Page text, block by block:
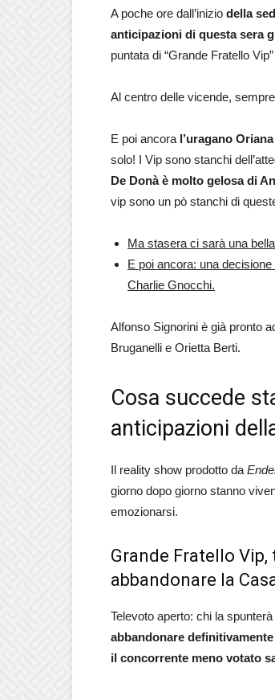
A poche ore dall’inizio della
anticipazioni di questa sera
puntata di “Grande Fratello
Al centro delle vicende, sempre
E poi ancora l’uragano Oriana
solo! I Vip sono stanchi
De Donà è molto gelosa di
vip sono un pò stanchi di
Ma stasera ci sarà una
E poi ancora: una
Charlie Gnocchi.
Alfonso Signorini è già pronto
Bruganelli e Orietta Berti.
Cosa succede
anticipazioni
Il reality show prodotto da
giorno dopo giorno stanno
emozionarsi.
Grande Fratello
abbandonare la
Televoto aperto: chi la
abbandonare
il concorrente meno votato